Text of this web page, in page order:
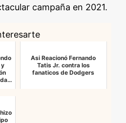
campaña en 2021.
y
Asi Reacionó Fernando
Tatis Jr. contra los
fanaticos de Dodgers